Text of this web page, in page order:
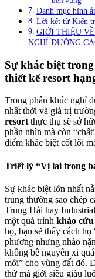
Danh mục hình
Lời kết từ Kiến
GIỚI THIỆU
NGHỈ DƯỠNG
Sự khác biệt
thiết kế resort
Trong phân khúc nghỉ
nhất thời và giá trị
resort thực thụ sẽ sở
phần nhìn mà còn
điểm khác biệt cốt lõi
Triết lý “Vị lai trong
Sự khác biệt lớn nhất
trung thường sao chép
Trung Hải hay
một quá trình khảo
họ, bạn sẽ thấy cách
phương nhưng nhào
không bê nguyên xi
mới” cho vùng đất đó.
thứ mà giới siêu giàu